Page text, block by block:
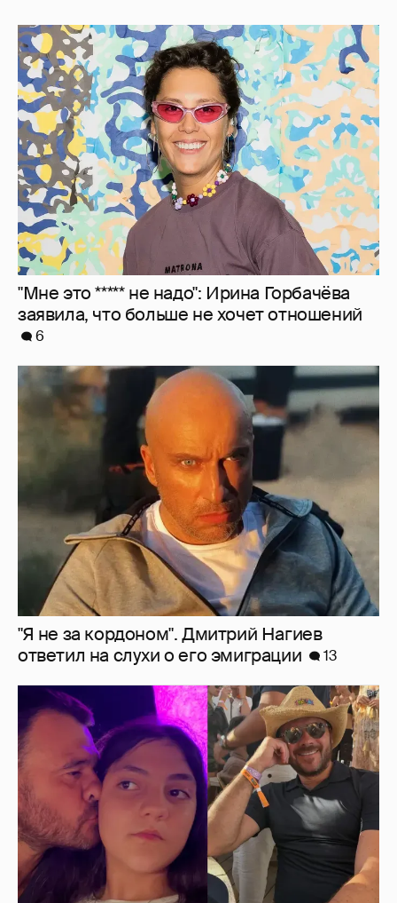
"Мне это ***** не надо": Ирина Горбачёва
заявила, что больше не хочет отношений
6
"Я не за кордоном". Дмитрий Нагиев
ответил на слухи о его эмиграции
13